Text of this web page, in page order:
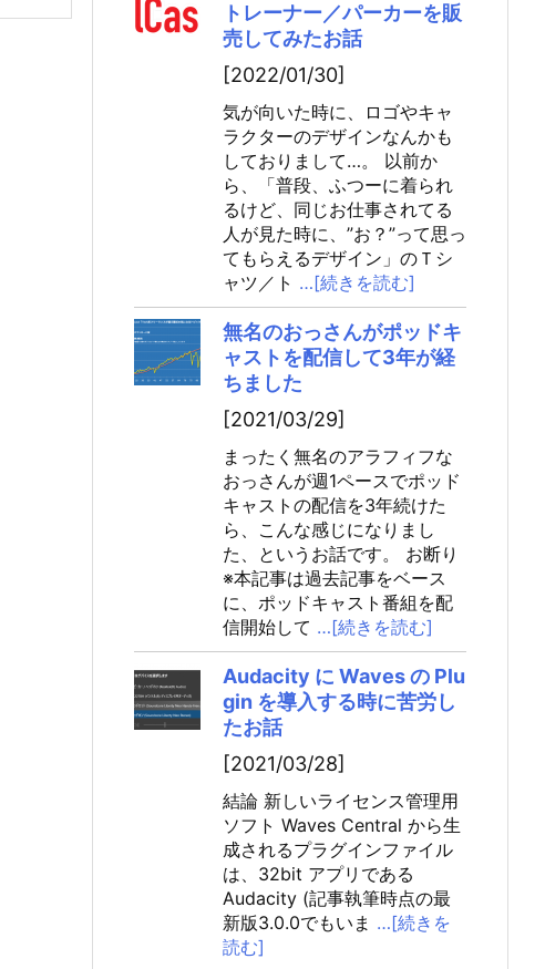
トレーナー／パーカーを販
売してみたお話
[2022/01/30]
気が向いた時に、ロゴやキャ
ラクターのデザインなんかも
しておりまして…。 以前か
ら、「普段、ふつーに着られ
るけど、同じお仕事されてる
人が見た時に、”お？”って思っ
てもらえるデザイン」のＴシ
ャツ／ト …[続きを読む]
無名のおっさんがポッドキ
ャストを配信して3年が経
ちました
[2021/03/29]
まったく無名のアラフィフな
おっさんが週1ペースでポッド
キャストの配信を3年続けた
ら、こんな感じになりまし
た、というお話です。 お断り
※本記事は過去記事をベース
に、ポッドキャスト番組を配
信開始して …[続きを読む]
Audacity に Waves の Plu
gin を導入する時に苦労し
たお話
[2021/03/28]
結論 新しいライセンス管理用
ソフト Waves Central から生
成されるプラグインファイル
は、32bit アプリである
Audacity (記事執筆時点の最
新版3.0.0でもいま …[続きを
読む]